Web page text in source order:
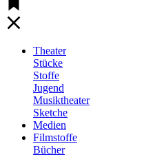
Theater
Stücke
Stoffe
Jugend
Musiktheater
Sketche
Medien
Filmstoffe
Bücher